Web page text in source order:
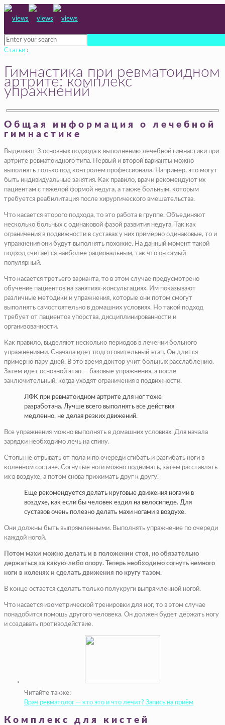
Статьи ›
Гимнастика при ревматоидном
артрите: комплекс
упражнений
Общая информация о лечебной
гимнастике
Выделяют 3 основных подхода к выполнению лечебной гимнастики при
артрите ревматоидного типа. Первый и второй варианты можно
выполнять только под контролем профессионала. Например, это могут
быть индивидуальные занятия. Как правило, врачи рекомендуют их
пациентам с тяжелой формой недуга, а также больным, которым
требуется реабилитация после хирургического вмешательства.
Что касается второго подхода, то это работа в группе. Объединяют
несколько больных с одинаковой фазой развития недуга. Так как
ограничения в подвижности в суставах у них примерно одинаковые, то и
упражнения они будут выполнять похожие. На данный момент такой
подход считается наиболее рациональным, так что он самый
популярный.
Что касается третьего варианта, то в этом случае предусмотрено
обучение пациентов на занятиях-консультациях. Им показывают
различные методики и упражнения, которые они потом смогут
выполнять самостоятельно в домашних условиях. Но такой подход
требует от пациентов упорства, дисциплинированности и
организованности.
Как правило, выделяют несколько периодов в лечении больного
упражнениями. Сначала идет подготовительный этап. Он длится
примерно пару дней. В это время доктор учит больных расслаблению.
Затем идет основной этап — базовые упражнения, а после
заключительный, когда уходят ограничения в подвижности.
ЛФК при ревматоидном артрите для ног тоже
разработана. Лучше всего выполнять все действия
медленно, не делая резких движений.
Все упражнения можно выполнять в домашних условиях. Для начала
зарядки необходимо лечь на спину.
Стопы не отрывать от пола и по очереди сгибать и разгибать ноги в
коленном составе. Согнутые ноги можно поднимать, затем расставлять
их в воздухе, а потом снова прижимать друг к другу.
Еще рекомендуется делать круговые движения ногами в
воздухе, как если бы человек ездил на велосипеде. Для
суставов очень полезно делать махи ногами в воздухе.
Они должны быть выпрямленными. Выполнять упражнение по очереди
каждой ногой.
Потом махи можно делать и в положении стоя, но обязательно
держаться за какую-либо опору. Теперь необходимо согнуть немного
ноги в коленях и сделать движения по кругу тазом.
В конце остается сделать только полукруги выпрямленной ногой.
Что касается изометрической тренировки для ног, то в этом случае
понадобится помощь другого человека. Он должен будет держать ногу
и создавать противодействие.
Читайте также:
Врач ревматолог — кто это и что лечит? Запись на приём
Комплекс для кистей